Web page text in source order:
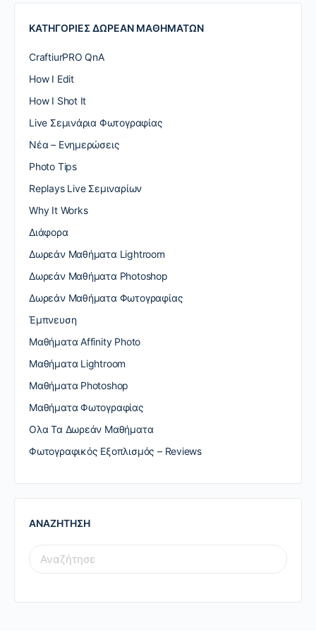
ΚΑΤΗΓΟΡΙΕΣ ΔΩΡΕΑΝ ΜΑΘΗΜΑΤΩΝ
CraftiurPRO QnA
How I Edit
How I Shot It
Live Σεμινάρια Φωτογραφίας
Nέα – Ενημερώσεις
Photo Tips
Replays Live Σεμιναρίων
Why It Works
Διάφορα
Δωρεάν Μαθήματα Lightroom
Δωρεάν Μαθήματα Photoshop
Δωρεάν Μαθήματα Φωτογραφίας
Έμπνευση
Μαθήματα Affinity Photo
Μαθήματα Lightroom
Μαθήματα Photoshop
Μαθήματα Φωτογραφίας
Ολα Τα Δωρεάν Μαθήματα
Φωτογραφικός Εξοπλισμός – Reviews
ΑΝΑΖΗΤΗΣΗ
SEARCH
FOR: